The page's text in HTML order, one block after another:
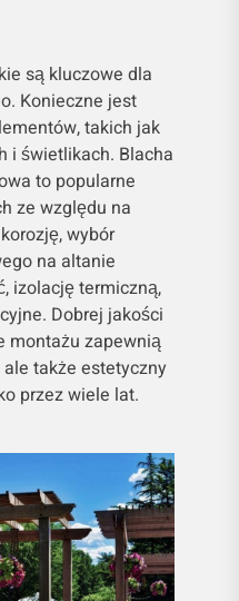
są kluczowe dla
Konieczne jest
takich jak
i świetlikach. Blacha
to popularne
ze względu na
wybór
na altanie
izolację termiczną,
Dobrej jakości
montażu zapewnią
także estetyczny
przez wiele lat.